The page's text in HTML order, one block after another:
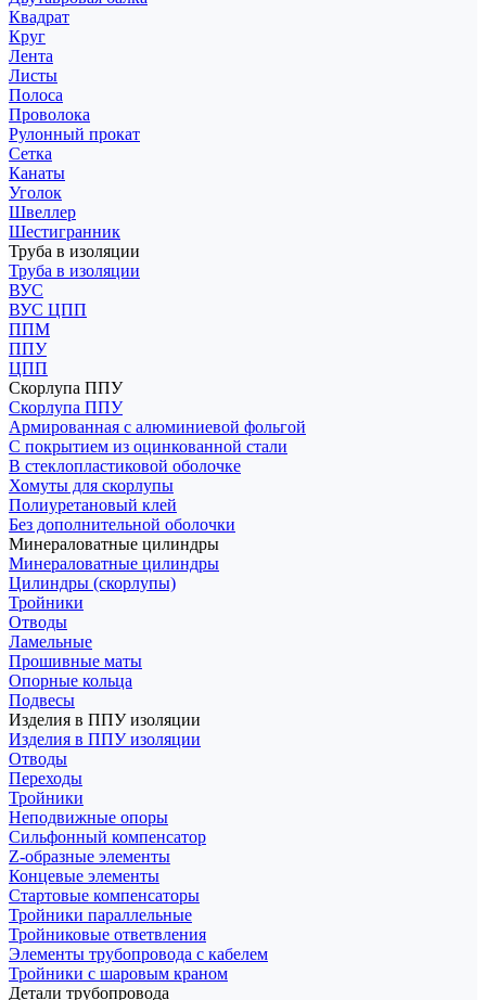
Квадрат
Круг
Лента
Листы
Полоса
Проволока
Рулонный прокат
Сетка
Канаты
Уголок
Швеллер
Шестигранник
Труба в изоляции
Труба в изоляции
ВУС
ВУС ЦПП
ППМ
ППУ
ЦПП
Скорлупа ППУ
Скорлупа ППУ
Армированная с алюминиевой фольгой
С покрытием из оцинкованной стали
В стеклопластиковой оболочке
Хомуты для скорлупы
Полиуретановый клей
Без дополнительной оболочки
Минераловатные цилиндры
Минераловатные цилиндры
Цилиндры (скорлупы)
Тройники
Отводы
Ламельные
Прошивные маты
Опорные кольца
Подвесы
Изделия в ППУ изоляции
Изделия в ППУ изоляции
Отводы
Переходы
Тройники
Неподвижные опоры
Cильфонный компенсатор
Z-образные элементы
Концевые элементы
Стартовые компенсаторы
Тройники параллельные
Тройниковые ответвления
Элементы трубопровода с кабелем
Тройники с шаровым краном
Детали трубопровода